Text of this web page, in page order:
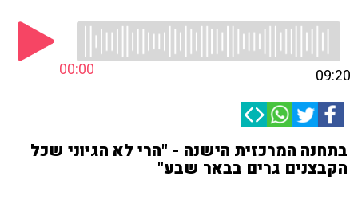
00:00 09:20
בתחנה המרכזית הישנה - "הרי לא הגיוני שכל
הקבצנים גרים בבאר שבע"